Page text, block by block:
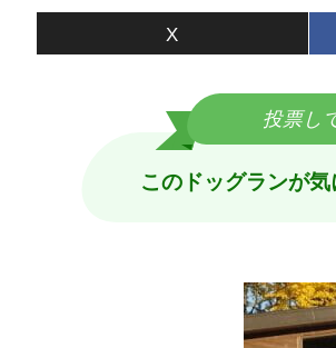
ッ
X
投票し
このドッグランが